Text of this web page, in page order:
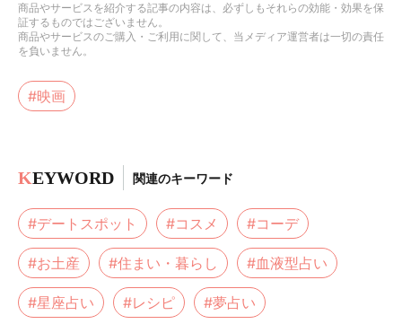
商品やサービスを紹介する記事の内容は、必ずしもそれらの効能・効果を保
証するものではございません。
商品やサービスのご購入・ご利用に関して、当メディア運営者は一切の責任
を負いません。
#映画
KEYWORD 関連のキーワード
#デートスポット #コスメ #コーデ
#お土産 #住まい・暮らし #血液型占い
#星座占い #レシピ #夢占い